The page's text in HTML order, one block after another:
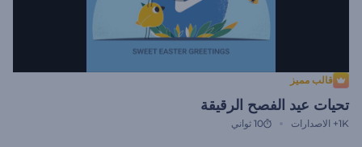
قالب مميز
تحيات عيد الفصح الرقيقة
1K+ الاصدارات 10 ثواني